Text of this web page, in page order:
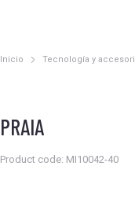
Estás aquí:
Inicio Tecnología y
PRAIA
Product code: MI10042-40